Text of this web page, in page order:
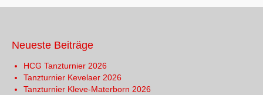
Neueste Beiträge
HCG Tanzturnier 2026
Tanzturnier Kevelaer 2026
Tanzturnier Kleve-Materborn 2026